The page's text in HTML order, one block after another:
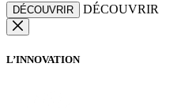
DÉCOUVRIR DÉCOUVRIR
L’INNOVATION